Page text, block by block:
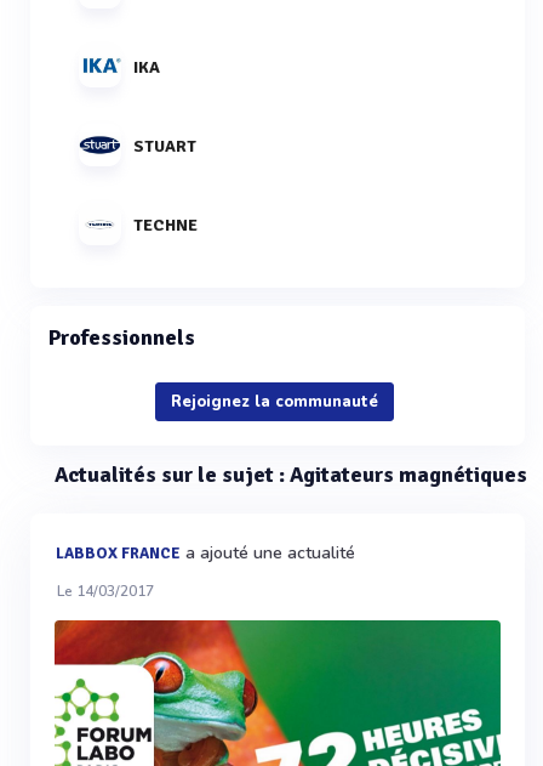
IKA
STUART
TECHNE
Professionnels
Rejoignez la communauté
Actualités sur le sujet : Agitateurs magnétiques
LABBOX FRANCE a ajouté une actualité
Le 14/03/2017